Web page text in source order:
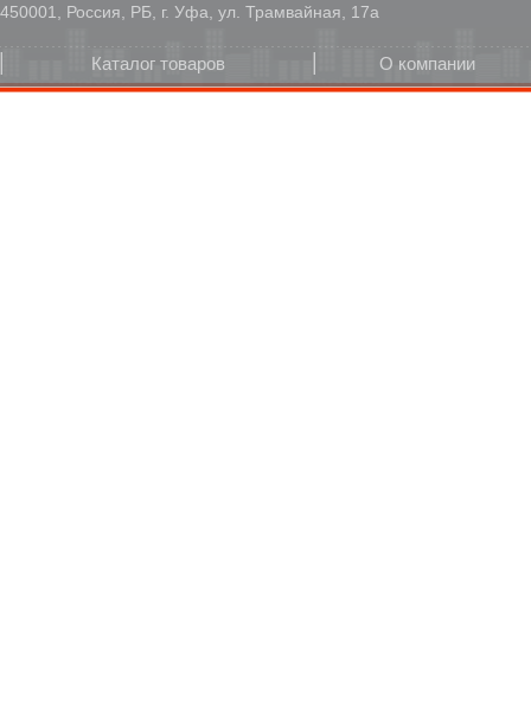
450001, Россия, РБ, г. Уфа, ул. Трамвайная, 17а
Каталог товаров О компании